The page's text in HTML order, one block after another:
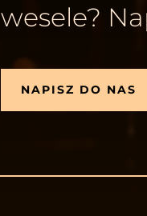
wesele?
NAPISZ DO NAS